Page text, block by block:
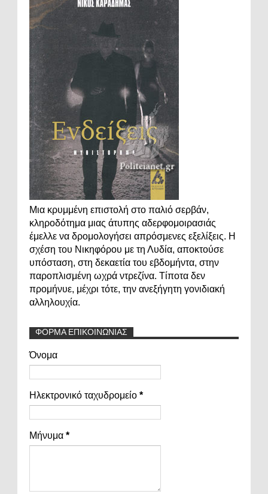
Μια κρυμμένη επιστολή στο παλιό σερβάν,
κληροδότημα μιας άτυπης αδερφομοιρασιάς
έμελλε να δρομολογήσει απρόσμενες εξελίξεις. Η
σχέση του Νικηφόρου με τη Λυδία, αποκτούσε
υπόσταση, στη δεκαετία του εβδομήντα, στην
παροπλισμένη ωχρά ντρεζίνα. Τίποτα δεν
προμήνυε, μέχρι τότε, την ανεξήγητη γονιδιακή
αλληλουχία.
ΦΟΡΜΑ ΕΠΙΚΟΙΝΩΝΙΑΣ
Όνομα
Ηλεκτρονικό ταχυδρομείο *
Μήνυμα *